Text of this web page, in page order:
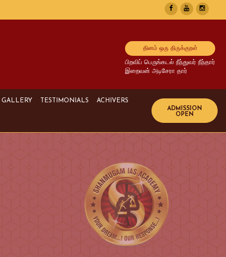
தினம் ஒரு திருக்குறள்
பிறவிப் பெருங்கடல் நீந்துவர் நீந்தார்
இறைவன் அடிசேரா தார்
GALLERY TESTIMONIALS ACHIVERS
Bank Achivers
SI Achivers
TET Achivers